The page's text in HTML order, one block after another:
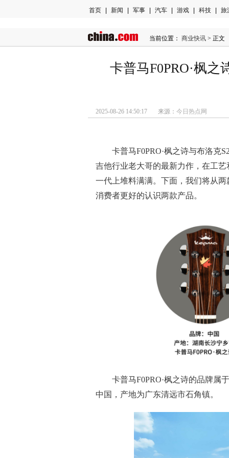
首页 新闻 军事 汽车 游戏 科技 旅
当前位置： 商业快讯 > 正文
卡普马F0PRO·枫
2025-08-26 14:50:17 来源： 今日热点网
卡普马F0PRO·枫之诗与布洛克
吉他行业老大哥的最新力作，在工
一代上堆料满满。下面，我们将从
消费者更好的认识两款产品。
卡普马F0PRO·枫之诗的品牌属
中国，产地为广东清远市石角镇。